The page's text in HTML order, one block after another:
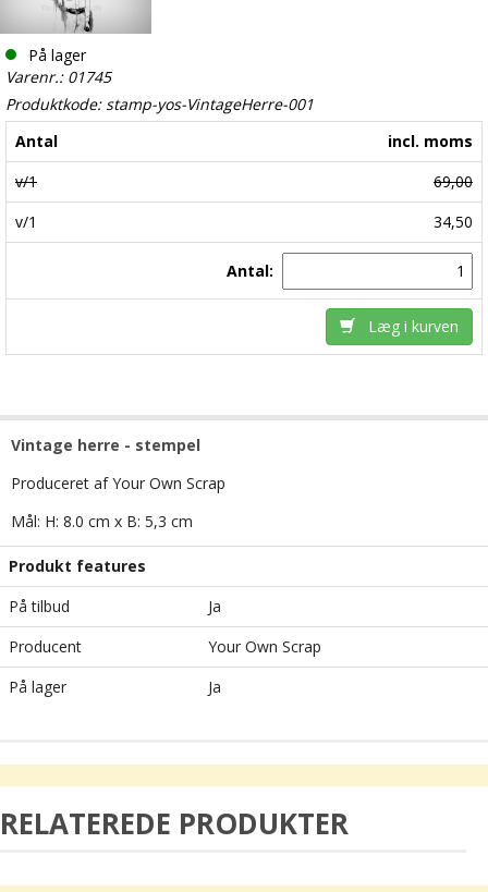
På lager
Varenr.: 01745
Produktkode: stamp-yos-VintageHerre-001
Antal
incl. moms
v/1
69,00
v/1
34,50
Antal:
Læg i kurven
Vintage herre - stempel
Produceret af Your Own Scrap
Mål: H: 8.0 cm x B: 5,3 cm
Produkt features
På tilbud
Ja
Producent
Your Own Scrap
På lager
Ja
RELATEREDE PRODUKTER